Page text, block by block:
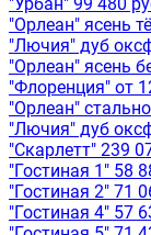
"Орлеан" ясень
"Лючия" дуб
"Орлеан" ясень
"Флоренция" от
"Орлеан"
"Лючия" дуб
"Скарлетт" 239
"Гостиная 1" 58
"Гостиная 2" 71
"Гостиная 4" 57